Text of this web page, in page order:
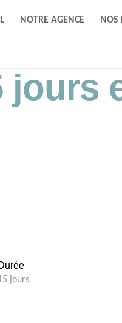
NOTRE AGENCE NOS
jours
jours